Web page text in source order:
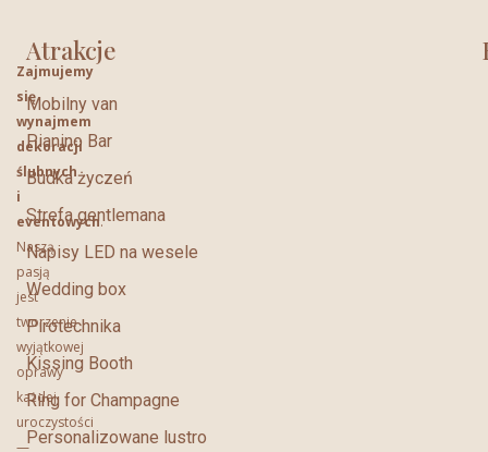
Zajmujemy
się
wynajmem
dekoracji
ślubnych
i
eventowych.
Naszą
pasją
jest
tworzenie
wyjątkowej
oprawy
każdej
uroczystości
—
Atrakcje
Mobilny van
Pianino Bar
Budka życzeń
Strefa gentlemana
Napisy LED na wesele
Wedding box
Pirotechnika
Kissing Booth
Ring for Champagne
Personalizowane lustro